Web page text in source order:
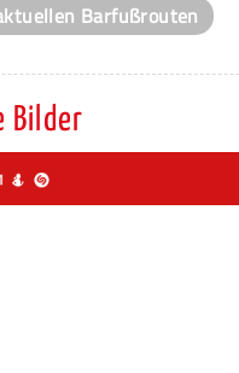
Barfußrouten
Bilder